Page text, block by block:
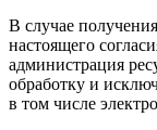
В случае
настоящего
администрация
обработку и
в том числе